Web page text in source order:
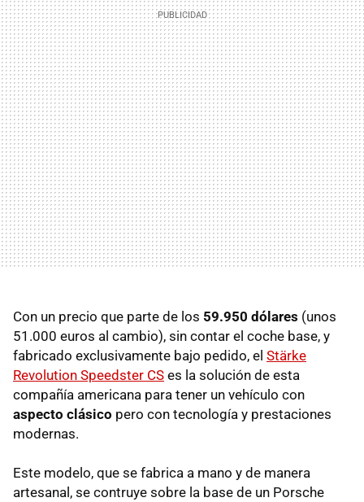
Con un precio que parte de los 59.950 dólares (unos
51.000 euros al cambio), sin contar el coche base, y
fabricado exclusivamente bajo pedido, el Stärke
Revolution Speedster CS es la solución de esta
compañía americana para tener un vehículo con
aspecto clásico pero con tecnología y prestaciones
modernas.
Este modelo, que se fabrica a mano y de manera
artesanal, se contruye sobre la base de un Porsche